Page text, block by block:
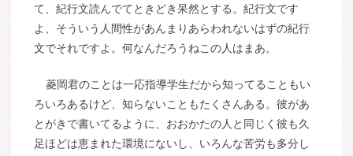
て、紀行文読んでてときどき呆然とする。紀行文です
よ、そういう人間性があんまりあらわれないはずの紀行
文でそれですよ。何なんだろうねこの人はまあ。
菱岡君のことは一応指導学生だから知ってることもい
ろいろあるけど、知らないこともたくさんある。彼があ
とがきで書いてるように、おおかたの人と同じく彼も久
足ほどは恵まれた環境にないし、いろんな苦労も多分し